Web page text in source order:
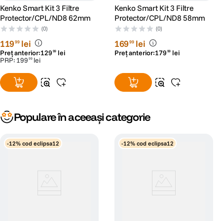
PREVENIREA SUPRAEXPUNERII
Chiar si cu o viteza a obturatorului de 1/8000 de secunde, o diafragma
mare de f/1,4 sau f/1,2 poate cauza supraexpunere. Cu ajutorul filtrului
PRO1D+ INSTANT ACTION VARIABLE NDX3-450+C-PL PRO1D+
INSTANT ACTION VARIABLE NDX3-450+C-PL, problemele de
supraexpunere pot fi evitate.
Kenko Smart Kit 3 Filtre
Protector/CPL/ND8 62mm
(0)
11999 lei
Preț anterior:129 99 lei
PRP: 199 99 lei
Kenko Smart Kit 3 Filtre
Protector/CPL/ND8 58mm
(0)
16999 lei
Preț anterior:179 99 lei
Populare în aceeași categorie
-12% cod eclipsa12 -12% cod eclipsa12